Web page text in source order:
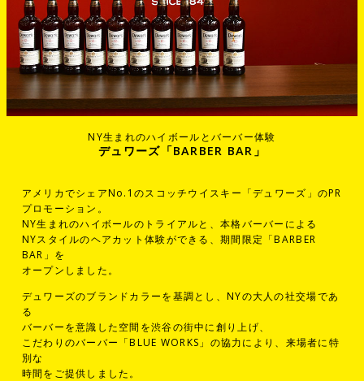
デュワーズ「BARBER BAR」
NY生まれのハイボールとバーバー体験
アメリカでシェアNo.1のスコッチウイスキー「デュワーズ」のPR
プロモーション。
NY生まれのハイボールのトライアルと、本格バーバーによる
NYスタイルのヘアカット体験ができる、期間限定「BARBER
BAR」を
オープンしました。
デュワーズのブランドカラーを基調とし、NYの大人の社交場であ
る
バーバーを意識した空間を渋谷の街中に創り上げ、
こだわりのバーバー「BLUE WORKS」の協力により、来場者に特
別な
時間をご提供しました。